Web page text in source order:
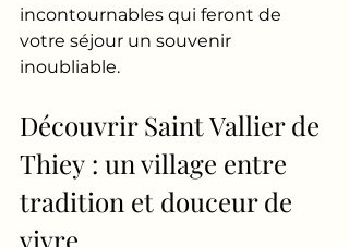
incontournables qui feront de
votre séjour un souvenir
inoubliable.
Découvrir Saint Vallier de
Thiey : un village entre
tradition et douceur de
vivre